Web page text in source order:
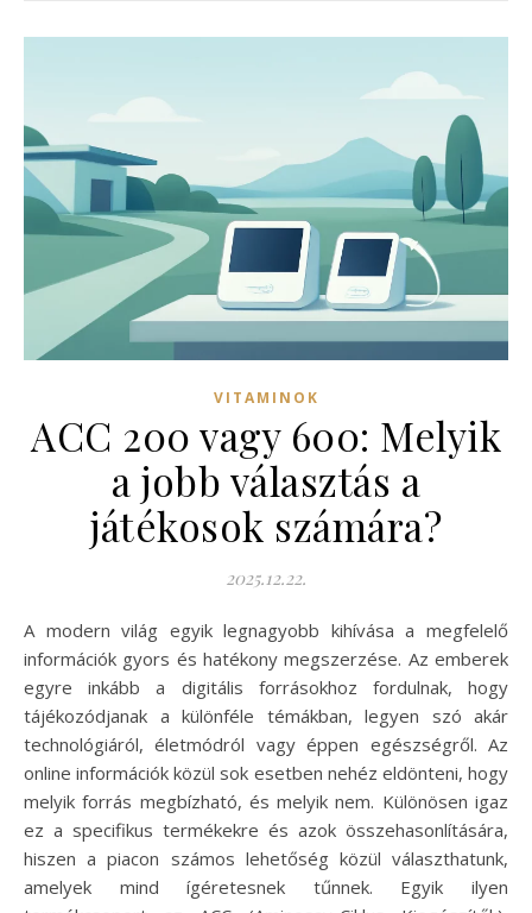
VITAMINOK
ACC 200 vagy 600: Melyik
a jobb választás a
játékosok számára?
2025.12.22.
A modern világ egyik legnagyobb kihívása a megfelelő
információk gyors és hatékony megszerzése. Az emberek
egyre inkább a digitális forrásokhoz fordulnak, hogy
tájékozódjanak a különféle témákban, legyen szó akár
technológiáról, életmódról vagy éppen egészségről. Az
online információk közül sok esetben nehéz eldönteni, hogy
melyik forrás megbízható, és melyik nem. Különösen igaz
ez a specifikus termékekre és azok összehasonlítására,
hiszen a piacon számos lehetőség közül választhatunk,
amelyek mind ígéretesnek tűnnek. Egyik ilyen